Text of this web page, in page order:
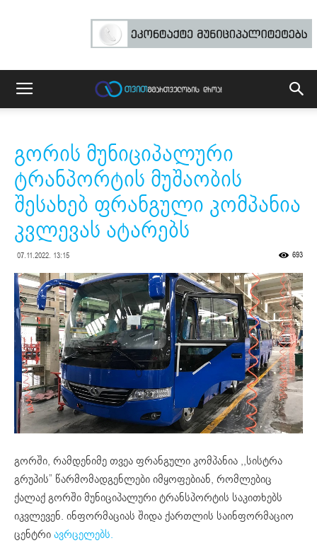
გორის მუნიციპალური
ტრანპორტის მუშაობის
შესახებ ფრანგული კომპანია
კვლევას ატარებს
07.11.2022. 13:15 693
გორში, რამდენიმე თვეა ფრანგული კომპანია ,,სისტრა
გრუპის” წარმომადგენლები იმყოფებიან, რომლებიც
ქალაქ გორში მუნიციპალური ტრანსპორტის საკითხებს
იკვლევენ. ინფორმაციას შიდა ქართლის საინფორმაციო
ცენტრიავრცელებს.